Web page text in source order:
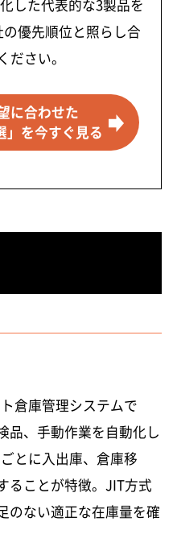
した代表的な3製品を
優先順位と照らし合
ださい。
に合わせた
」を今すぐ見る
倉庫管理システムで
品、手動作業を自動化し
とに入出庫、倉庫移
ることが特徴。JIT方式
のない適正な在庫量を確